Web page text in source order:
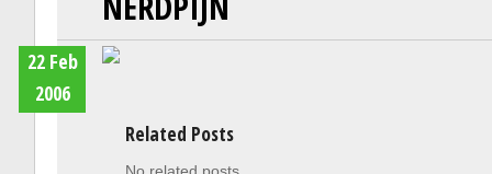
22 Feb
2006
Related Posts